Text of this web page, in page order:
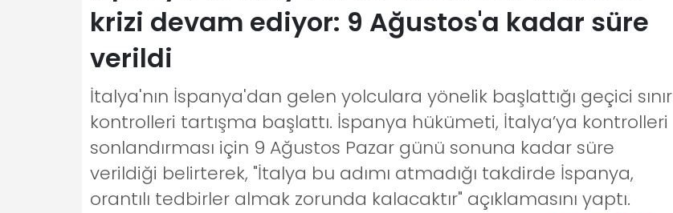
krizi devam ediyor: 9 Ağustos'a kadar süre
verildi
İtalya'nın İspanya'dan gelen yolculara yönelik başlattığı geçici sınır
kontrolleri tartışma başlattı. İspanya hükümeti, İtalya’ya kontrolleri
sonlandırması için 9 Ağustos Pazar günü sonuna kadar süre
verildiği belirterek, "İtalya bu adımı atmadığı takdirde İspanya,
orantılı tedbirler almak zorunda kalacaktır" açıklamasını yaptı.